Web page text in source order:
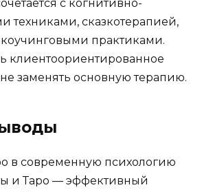
с когнитивно-
техниками, сказкотерапией,
практиками.
клиентоориентированное
заменять основную терапию.
в современную психологию
и Таро — эффективный